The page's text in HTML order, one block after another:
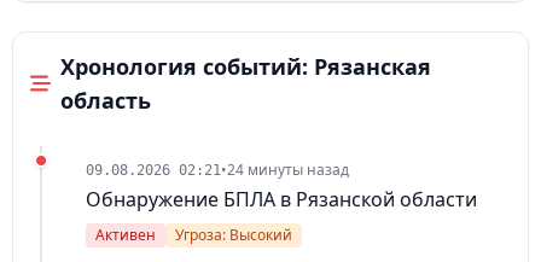
Хронология событий: Рязанская
область
09.08.2026 02:21•24 минуты назад
Обнаружение БПЛА в Рязанской области
Активен Угроза: Высокий